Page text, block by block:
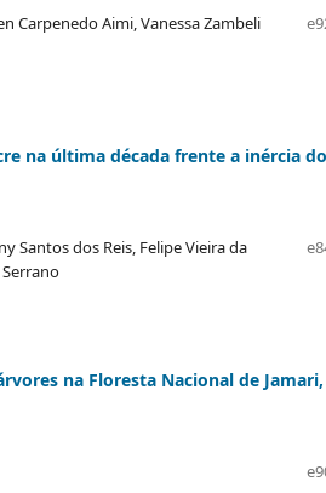
Carpenedo Aimi, Vanessa Zambeli
na última década frente a inércia do
Santos dos Reis, Felipe Vieira da
na Floresta Nacional de Jamari,